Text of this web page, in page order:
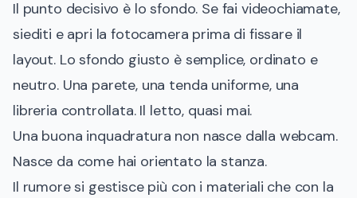
Il punto decisivo è lo sfondo. Se fai videochiamate,
siediti e apri la fotocamera prima di fissare il
layout. Lo sfondo giusto è semplice, ordinato e
neutro. Una parete, una tenda uniforme, una
libreria controllata. Il letto, quasi mai.
Una buona inquadratura non nasce dalla webcam.
Nasce da come hai orientato la stanza.
Il rumore si gestisce più con i materiali che con la